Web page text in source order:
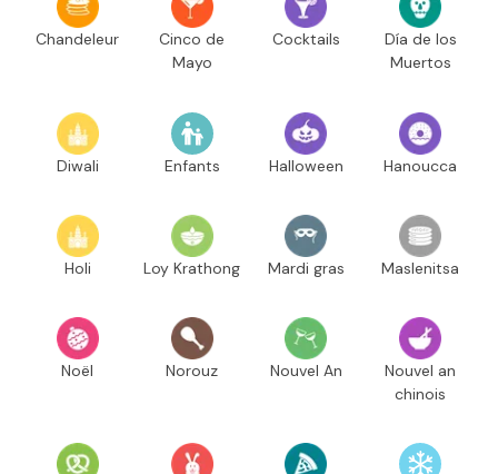
Chandeleur
Cinco de
Mayo
Cocktails
Día de los
Muertos
Diwali Enfants Halloween Hanoucca
Holi Loy Krathong Mardi gras Maslenitsa
Noël Norouz Nouvel An
Nouvel an
chinois